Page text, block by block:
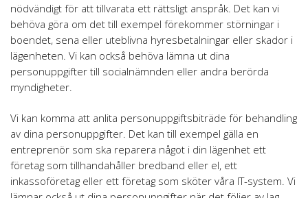
nödvändigt för att tillvarata ett rättsligt anspråk. Det kan vi
behöva göra om det till exempel förekommer störningar i
boendet, sena eller uteblivna hyresbetalningar eller skador i
lägenheten. Vi kan också behöva lämna ut dina
personuppgifter till socialnämnden eller andra berörda
myndigheter.
Vi kan komma att anlita personuppgiftsbiträde för behandling
av dina personuppgifter. Det kan till exempel gälla en
entreprenör som ska reparera något i din lägenhet ett
företag som tillhandahåller bredband eller el, ett
inkassoföretag eller ett företag som sköter våra IT-­system. Vi